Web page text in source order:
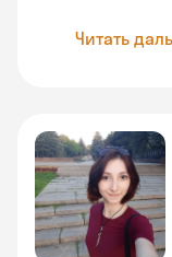
Читать